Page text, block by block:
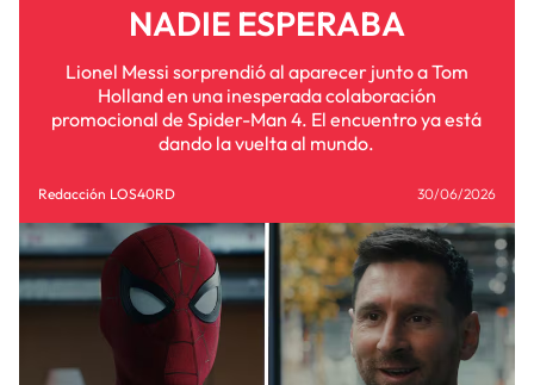
NADIE ESPERABA
Lionel Messi sorprendió al aparecer junto a Tom
Holland en una inesperada colaboración
promocional de Spider-Man 4. El encuentro ya está
dando la vuelta al mundo.
Redacción LOS40RD 30/06/2026